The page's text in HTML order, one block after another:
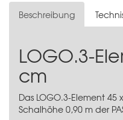
Beschreibung
LOGO.3-
cm
Das LOGO.3-Element 45
Schalhöhe 0,90 m der